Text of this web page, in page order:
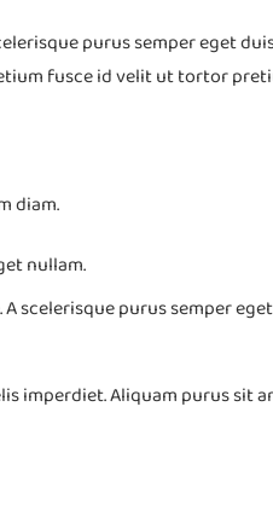
purus semper eget
fusce id velit ut tortor
diam.
nullam.
scelerisque purus semper
imperdiet. Aliquam purus sit